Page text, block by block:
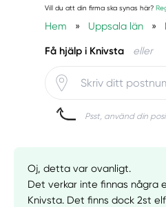
Vill du att din firma ska synas här?
Hem » Uppsala län »
Få hjälp i Knivsta eller
Psst, använd din
Oj, detta var ovanligt.
Det verkar inte finnas några
Knivsta. Det finns dock 2st